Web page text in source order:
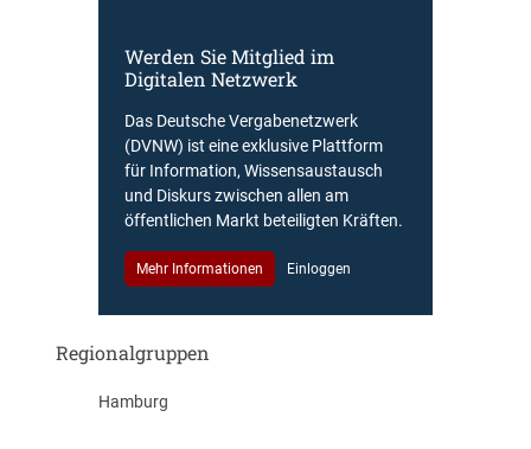
Werden Sie Mitglied im
Digitalen Netzwerk
Das Deutsche Vergabenetzwerk
(DVNW) ist eine exklusive Plattform
für Information, Wissensaustausch
und Diskurs zwischen allen am
öffentlichen Markt beteiligten Kräften.
Mehr Informationen Einloggen
Regionalgruppen
Hamburg